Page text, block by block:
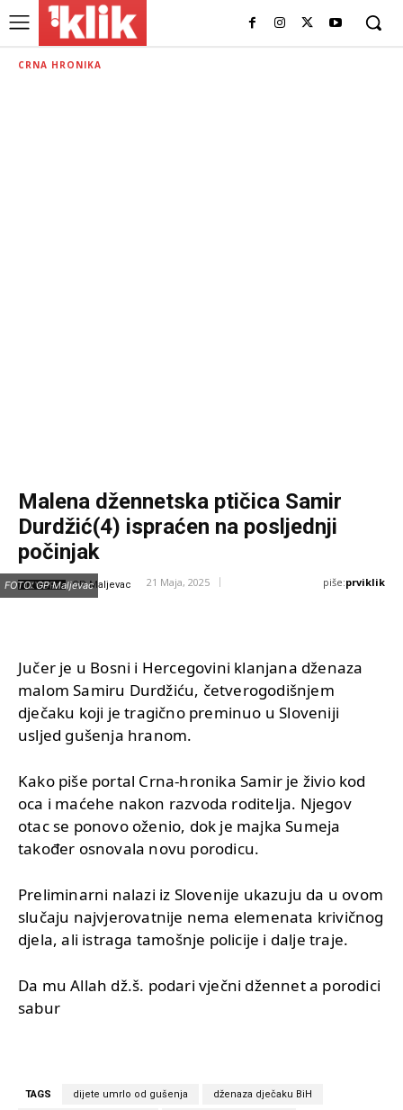
CRNA HRONIKA
Malena džennetska ptičica Samir
Durdžić(4) ispraćen na posljednji
počinjak
IZVOR: GP Maljevac 21 Maja, 2025 piše:prviklik
FOTO: GP Maljevac
Jučer je u Bosni i Hercegovini klanjana dženaza
malom Samiru Durdžiću, četverogodišnjem
dječaku koji je tragično preminuo u Sloveniji
usljed gušenja hranom.
Kako piše portal Crna-hronika Samir je živio kod
oca i maćehe nakon razvoda roditelja. Njegov
otac se ponovo oženio, dok je majka Sumeja
također osnovala novu porodicu.
Preliminarni nalazi iz Slovenije ukazuju da u ovom
slučaju najvjerovatnije nema elemenata krivičnog
djela, ali istraga tamošnje policije i dalje traje.
Da mu Allah dž.š. podari vječni džennet a porodici
sabur
TAGS dijete umrlo od gušenja dženaza dječaku BiH